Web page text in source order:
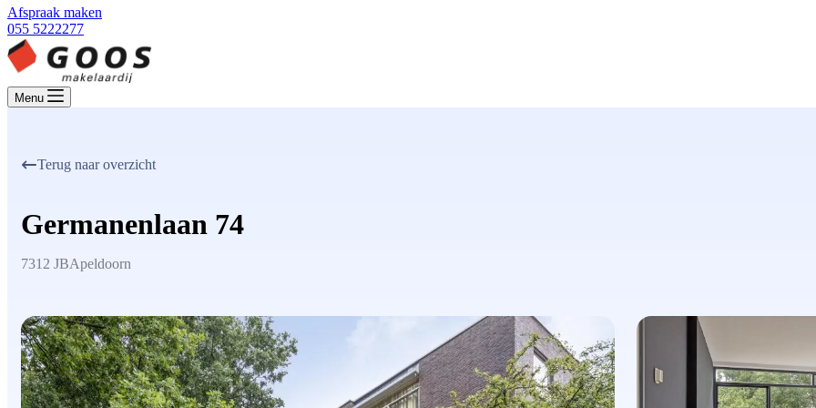
Afspraak maken
055 5222277
Menu
Terug naar overzicht
Germanenlaan 74
7312 JBApeldoorn